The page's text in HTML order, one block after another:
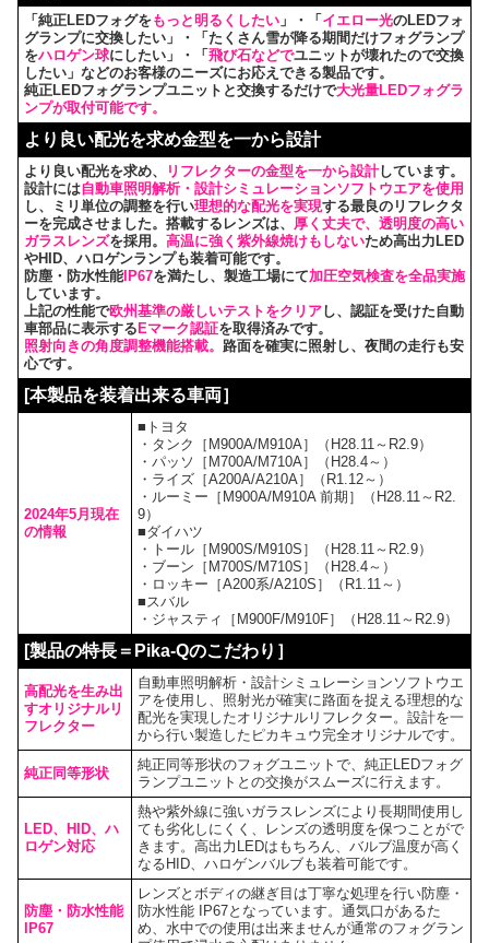
「純正LEDフォグをもっと明るくしたい 」・「 イエロー光のLEDフォ
グランプに交換したい」・「たくさん雪が降る期間だけフォグランプ
をハロゲン球にしたい」・「 飛び石などでユニットが壊れたので交換
したい」などのお客様のニーズにお応えできる製品です。
純正LEDフォグランプユニットと交換するだけで大光量LEDフォグラ
ンプが取付可能です。
より良い配光を求め金型を一から設計
より良い配光を求め、 リフレクターの金型を一から設計しています。
設計には自動車照明解析・設計シミュレーションソフトウエアを使用
し、ミリ単位の調整を行い理想的な配光を実現する最良のリフレクタ
ーを完成させました。搭載するレンズは、 厚く丈夫で、透明度の高い
ガラスレンズを採用。 高温に強く紫外線焼けもしないため高出力LED
やHID、ハロゲンランプも装着可能です。
防塵・防水性能 IP67を満たし、製造工場にて加圧空気検査を全品実施
しています。
上記の性能で欧州基準の厳しいテストをクリアし、認証を受けた自動
車部品に表示する Eマーク認証を取得済みです。
照射向きの角度調整機能搭載。 路面を確実に照射し、夜間の走行も安
心です。
[本製品を装着出来る車両］
2024年5月現在
の情報
■トヨタ
・タンク［M900A/M910A］（H28.11～R2.9）
・パッソ［M700A/M710A］（H28.4～）
・ライズ［A200A/A210A］（R1.12～）
・ルーミー［M900A/M910A 前期］（H28.11～R2.
9）
■ダイハツ
・トール［M900S/M910S］（H28.11～R2.9）
・ブーン［M700S/M710S］（H28.4～）
・ロッキー［A200系/A210S］（R1.11～）
■スバル
・ジャスティ［M900F/M910F］（H28.11～R2.9）
[製品の特長＝Pika-Qのこだわり］
高配光を生み出
すオリジナルリ
フレクター
自動車照明解析・設計シミュレーションソフトウエ
アを使用し、照射光が確実に路面を捉える理想的な
配光を実現したオリジナルリフレクター。設計を一
から行い製造したピカキュウ完全オリジナルです。
純正同等形状
純正同等形状のフォグユニットで、純正LEDフォグ
ランプユニットとの交換がスムーズに行えます。
LED、HID、ハ
ロゲン対応
熱や紫外線に強いガラスレンズにより長期間使用し
ても劣化しにくく、レンズの透明度を保つことがで
きます。高出力LEDはもちろん、バルブ温度が高く
なるHID、ハロゲンバルブも装着可能です。
防塵・防水性能
IP67
レンズとボディの継ぎ目は丁寧な処理を行い防塵・
防水性能 IP67となっています。通気口があるた
め、水中での使用は出来ませんが通常のフォグラン